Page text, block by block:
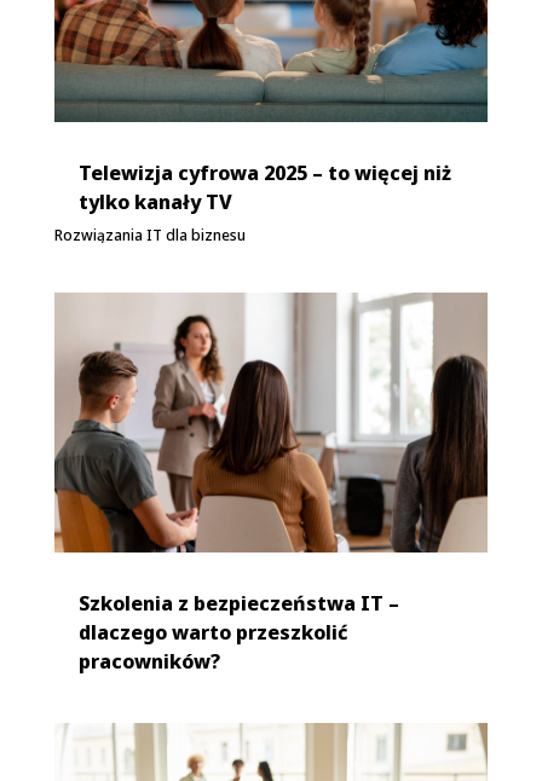
Telewizja cyfrowa 2025 – to więcej niż
tylko kanały TV
Rozwiązania IT dla biznesu
Szkolenia z bezpieczeństwa IT –
dlaczego warto przeszkolić
pracowników?